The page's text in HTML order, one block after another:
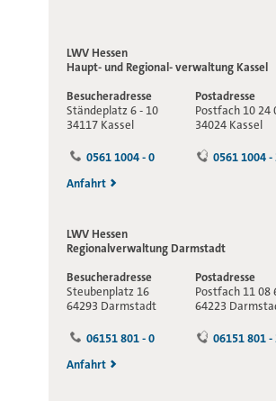
LWV Hessen
Haupt- und Regional-verwaltung Kassel
Besucheradresse
Ständeplatz 6 - 10
34117 Kassel
Postadresse
Postfach 10 24
34024 Kassel
0561 1004 - 0
0561 1004 -
Anfahrt
LWV Hessen
Regionalverwaltung Darmstadt
Besucheradresse
Steubenplatz 16
64293 Darmstadt
Postadresse
Postfach 11 08
64223
06151 801 - 0
06151 801 -
Anfahrt